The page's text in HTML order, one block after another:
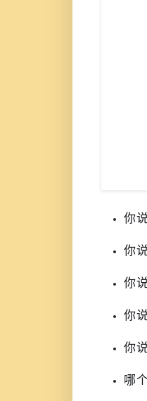
你
你
你
你
你
哪